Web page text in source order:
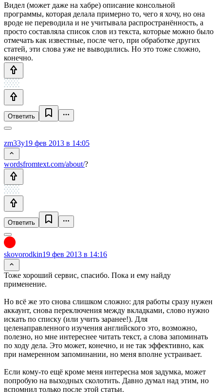
Видел (может даже на хабре) описание консольной
программы, которая делала примерно то, чего я хочу, но она
вроде не переводила и не учитывала распространённость, а
просто составляла список слов из текста, которые можно было
отмечать как известные, после чего, при обработке других
статей, эти слова уже не выводились. Но это тоже сложно,
конечно.
Ответить
zm33y19 фев 2013 в 14:05
wordsfromtext.com/about/?
Ответить
skovorodkin19 фев 2013 в 14:16
Тоже хороший сервис, спасибо. Пока и ему найду
применение.
Но всё же это снова слишком сложно: для работы сразу нужен
аккаунт, снова переключения между вкладками, слово нужно
искать по списку (или учить заранее!). Для
целенаправленного изучения английского это, возможно,
полезно, но мне интереснее читать текст, а слова запоминать
по ходу дела. Это может, конечно, и не так эффективно, как
при намеренном запоминании, но меня вполне устраивает.
Если кому-то ещё кроме меня интересна моя задумка, может
попробую на выходных сколотить. Давно думал над этим, но
вспомнил только после этой статьи.